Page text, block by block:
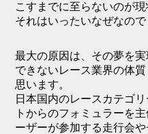
こすまでに至らないのが現
それはいったいなぜなので
最大の原因は、その夢を
できないレース業界の体
思います。
日本国内のレースカテゴ
トからのフォミュラーを
ーザーが参加する走行会